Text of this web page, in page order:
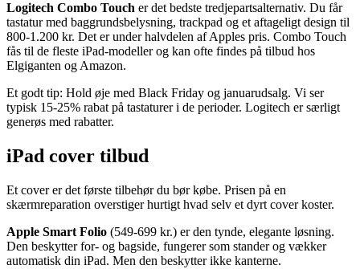
Logitech Combo Touch er det bedste tredjepartsalternativ. Du får
tastatur med baggrundsbelysning, trackpad og et aftageligt design til
800-1.200 kr. Det er under halvdelen af Apples pris. Combo Touch
fås til de fleste iPad-modeller og kan ofte findes på tilbud hos
Elgiganten og Amazon.
Et godt tip: Hold øje med Black Friday og januarudsalg. Vi ser
typisk 15-25% rabat på tastaturer i de perioder. Logitech er særligt
generøs med rabatter.
iPad cover tilbud
Et cover er det første tilbehør du bør købe. Prisen på en
skærmreparation overstiger hurtigt hvad selv et dyrt cover koster.
Apple Smart Folio (549-699 kr.) er den tynde, elegante løsning.
Den beskytter for- og bagside, fungerer som stander og vækker
automatisk din iPad. Men den beskytter ikke kanterne.